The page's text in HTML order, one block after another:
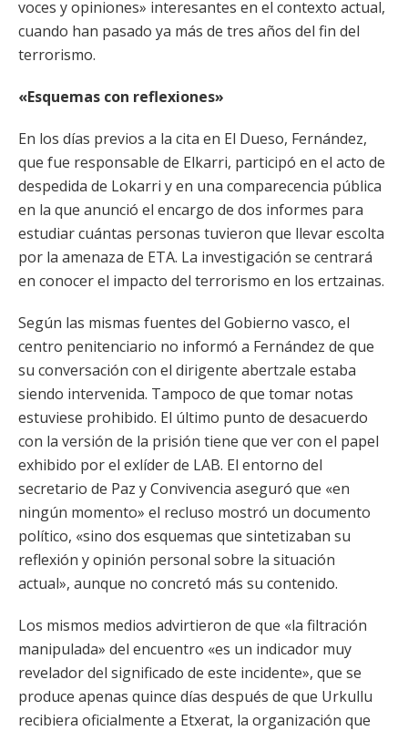
voces y opiniones» interesantes en el contexto actual,
cuando han pasado ya más de tres años del fin del
terrorismo.
«Esquemas con reflexiones»
En los días previos a la cita en El Dueso, Fernández,
que fue responsable de Elkarri, participó en el acto de
despedida de Lokarri y en una comparecencia pública
en la que anunció el encargo de dos informes para
estudiar cuántas personas tuvieron que llevar escolta
por la amenaza de ETA. La investigación se centrará
en conocer el impacto del terrorismo en los ertzainas.
Según las mismas fuentes del Gobierno vasco, el
centro penitenciario no informó a Fernández de que
su conversación con el dirigente abertzale estaba
siendo intervenida. Tampoco de que tomar notas
estuviese prohibido. El último punto de desacuerdo
con la versión de la prisión tiene que ver con el papel
exhibido por el exlíder de LAB. El entorno del
secretario de Paz y Convivencia aseguró que «en
ningún momento» el recluso mostró un documento
político, «sino dos esquemas que sintetizaban su
reflexión y opinión personal sobre la situación
actual», aunque no concretó más su contenido.
Los mismos medios advirtieron de que «la filtración
manipulada» del encuentro «es un indicador muy
revelador del significado de este incidente», que se
produce apenas quince días después de que Urkullu
recibiera oficialmente a Etxerat, la organización que